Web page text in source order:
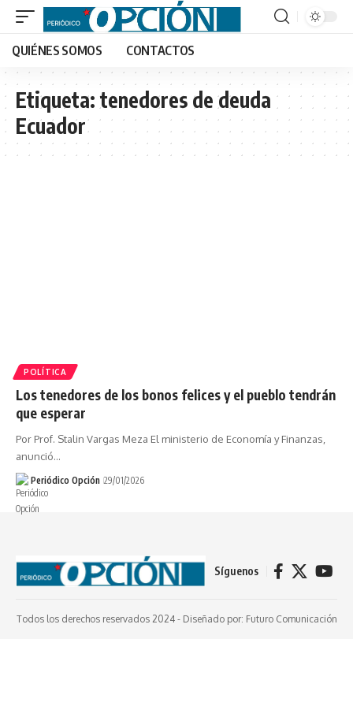
QUIÉNES SOMOS CONTACTOS
Etiqueta:tenedores de deuda
Ecuador
POLÍTICA
Los tenedores de los bonos felices y el pueblo tendrán
que esperar
Por Prof. Stalin Vargas Meza El ministerio de Economía y Finanzas,
anunció…
Periódico Opción 29/01/2026
Síguenos
Todos los derechos reservados 2024 - Diseñado por: Futuro Comunicación